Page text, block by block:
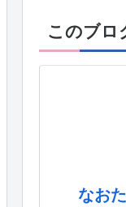
このブロ
なお